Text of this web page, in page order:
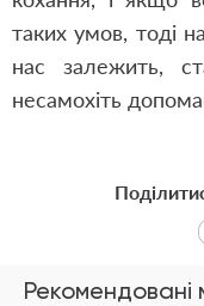
таких умов, тоді
нас залежить,
несамохіть
Рекомендовані